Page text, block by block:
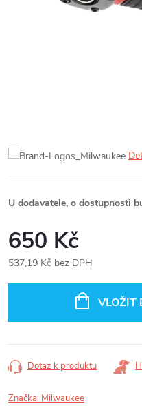
U dodavatele, o dostupnosti
650 Kč
537,19 Kč bez DPH
VLOŽIT
Dotaz k produktu
Značka: Milwaukee